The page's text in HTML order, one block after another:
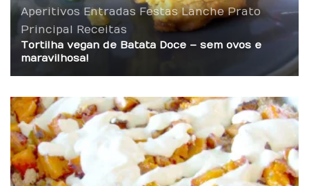
Aperitivos Entradas Festas Lanche Prato
Principal Receitas
Tortilha vegan de Batata Doce – sem ovos e
maravilhosa!